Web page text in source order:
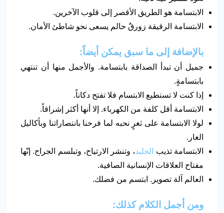
الابتسامة هو الطريق الأقصر إلى قلوب الآخرين.
الابتسامة الرقيقة زورقٌ حالم يسعى نحو شاطئ الأمان.
بالإضافة إلى ما سبق يمكن أيضاً:
جميل أن تبدأ الصداقة بابتسامة. والأجمل منها أن تنتهي
بابتسامةٍ.
إذا كنت لا تستطيع الابتسام فلا تفتح دكاناً.
الابتسامة أقل كلفة من الكهرباء. إلا أنها أكثر إشراقاً.
لولا الابتسامة على ثغرٍ نحبه لما فرحنا بانتصاراتنا وبأكاليل
الغار.
الابتسامة تذيب الجليد، وتنشر الارتياح، وتبلسم الجراح. إنّها
مفتاح العلاقات الإنسانية الصافية.
العالم آلة تصوير. ابتسم من فضلك.
ومن أجمل الكلام كذلك: